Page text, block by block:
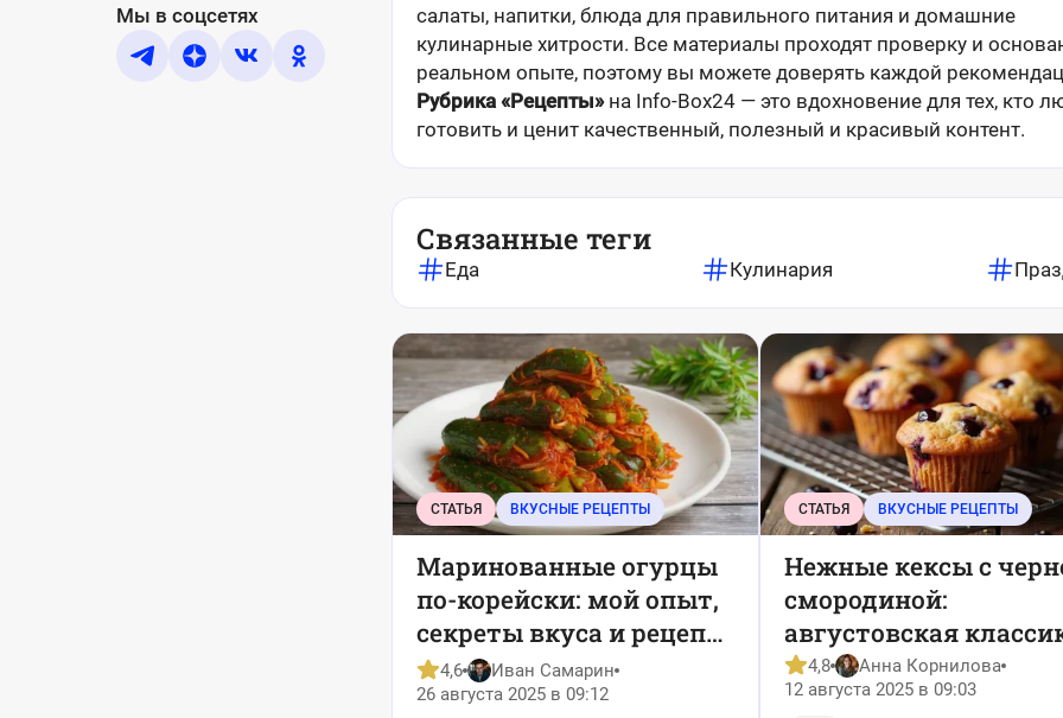
Мы в соцсетях
салаты, напитки, блюда для правильного питания и домашние
кулинарные хитрости. Все материалы проходят проверку и
реальном опыте, поэтому вы можете доверять каждой
Рубрика «Рецепты»на Info-Box24 — это вдохновение для тех, кто
готовить и ценит качественный, полезный и красивый контент.
Связанные теги
Еда Кулинария
СТАТЬЯ ВКУСНЫЕ РЕЦЕПТЫ
Маринованные огурцы
по-корейски: мой опыт,
секреты вкуса и рецепт,
который всегда
работает
4,6
Иван Самарин
26 августа 2025 в 09:12
СТАТЬЯ ВКУСНЫЕ РЕЦЕПТЫ
Нежные кексы с
смородиной:
августовская
на вашей кухне
4,8
Анна Корнилова
12 августа 2025 в 09:03